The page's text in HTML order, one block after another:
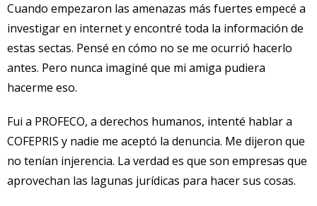
Cuando empezaron las amenazas más fuertes empecé a
investigar en internet y encontré toda la información de
estas sectas. Pensé en cómo no se me ocurrió hacerlo
antes. Pero nunca imaginé que mi amiga pudiera
hacerme eso.
Fui a PROFECO, a derechos humanos, intenté hablar a
COFEPRIS y nadie me aceptó la denuncia. Me dijeron que
no tenían injerencia. La verdad es que son empresas que
aprovechan las lagunas jurídicas para hacer sus cosas.